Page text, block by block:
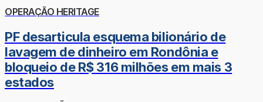
OPERAÇÃO HERITAGE
PF desarticula esquema bilionário de
lavagem de dinheiro em Rondônia e
bloqueio de R$ 316 milhões em mais 3
estados